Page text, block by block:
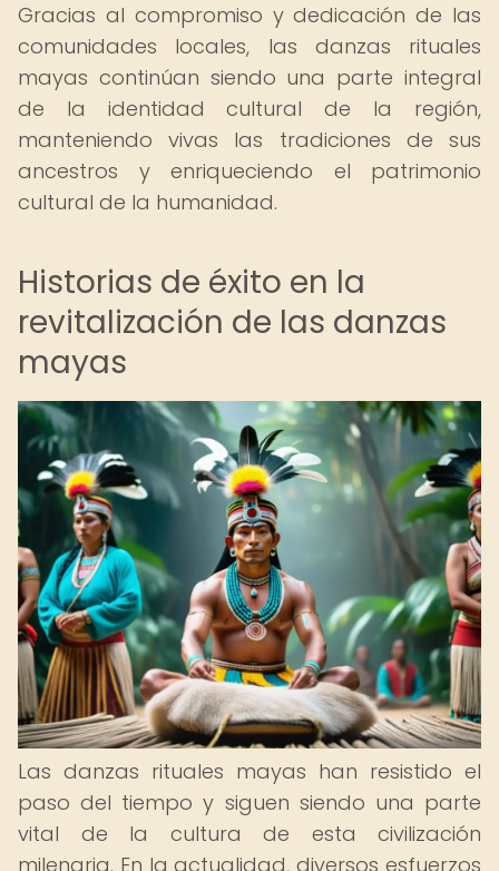
Gracias al compromiso y dedicación de las
comunidades locales, las danzas rituales
mayas continúan siendo una parte integral
de la identidad cultural de la región,
manteniendo vivas las tradiciones de sus
ancestros y enriqueciendo el patrimonio
cultural de la humanidad.
Historias de éxito en la
revitalización de las danzas
mayas
Las danzas rituales mayas han resistido el
paso del tiempo y siguen siendo una parte
vital de la cultura de esta civilización
milenaria. En la actualidad, diversos esfuerzos